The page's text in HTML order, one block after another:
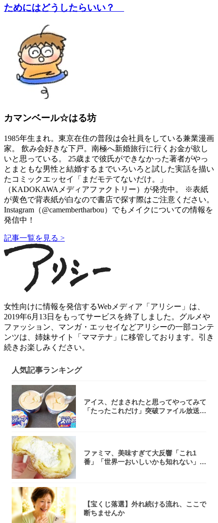
ためにはどうしたらいい？
カマンベール☆はる坊
1985年生まれ。東京在住の普段は会社員をしている兼業漫画
家。 飲み会好きな下戸。南極へ新婚旅行に行くお金が欲し
いと思っている。 25歳まで彼氏ができなかった著者がやっ
とまともな男性と結婚するまでいろいろと試した実話を描い
たコミックエッセイ「まだモテてないだけ。」
（KADOKAWAメディアファクトリー）が発売中。 ※表紙
が黄色で背表紙が白なので書店で探す際はご注意ください。
Instagram（@camembertharbou）でもメイクについての情報を
発信中！
記事一覧を見る >
女性向けに情報を発信するWebメディア「アリシー」は、
2019年6月13日をもってサービスを終了しました。グルメや
ファッション、マンガ・エッセイなどアリシーの一部コンテ
ンツは、姉妹サイト「ママテナ」に移管しております。引き
続きお楽しみください。
人気記事ランキング
アイス、だまされたと思ってやってみて
「たったこれだけ」突破ファイル放送で
ファミマ、美味すぎて大反響「これ1
番」「世界一おいしいかも知れない」
【宝くじ落選】外れ続ける流れ、ここで
断ちませんか